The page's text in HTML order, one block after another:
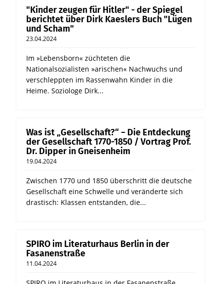
"Kinder zeugen für Hitler" - der Spiegel
berichtet über Dirk Kaeslers Buch "Lügen
und Scham"
23.04.2024
Im »Lebensborn« züchteten die
Nationalsozialisten »arischen« Nachwuchs und
verschleppten im Rassenwahn Kinder in die
Heime. Soziologe Dirk...
Was ist „Gesellschaft?“ − Die Entdeckung
der Gesellschaft 1770-1850 / Vortrag Prof.
Dr. Dipper in Gneisenheim
19.04.2024
Zwischen 1770 und 1850 überschritt die deutsche
Gesellschaft eine Schwelle und veränderte sich
drastisch: Klassen entstanden, die...
SPIRO im Literaturhaus Berlin in der
Fasanenstraße
11.04.2024